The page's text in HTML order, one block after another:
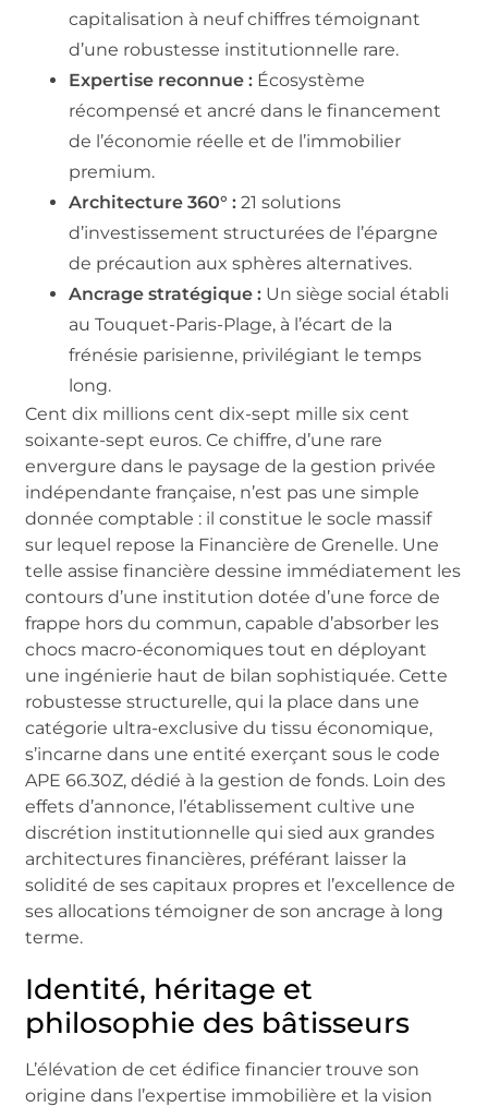
capitalisation à neuf chiffres témoignant
d’une robustesse institutionnelle rare.
Expertise reconnue : Écosystème
récompensé et ancré dans le financement
de l’économie réelle et de l’immobilier
premium.
Architecture 360° : 21 solutions
d’investissement structurées de l’épargne
de précaution aux sphères alternatives.
Ancrage stratégique : Un siège social établi
au Touquet-Paris-Plage, à l’écart de la
frénésie parisienne, privilégiant le temps
long.
Cent dix millions cent dix-sept mille six cent
soixante-sept euros. Ce chiffre, d’une rare
envergure dans le paysage de la gestion privée
indépendante française, n’est pas une simple
donnée comptable : il constitue le socle massif
sur lequel repose la Financière de Grenelle. Une
telle assise financière dessine immédiatement les
contours d’une institution dotée d’une force de
frappe hors du commun, capable d’absorber les
chocs macro-économiques tout en déployant
une ingénierie haut de bilan sophistiquée. Cette
robustesse structurelle, qui la place dans une
catégorie ultra-exclusive du tissu économique,
s’incarne dans une entité exerçant sous le code
APE 66.30Z, dédié à la gestion de fonds. Loin des
effets d’annonce, l’établissement cultive une
discrétion institutionnelle qui sied aux grandes
architectures financières, préférant laisser la
solidité de ses capitaux propres et l’excellence de
ses allocations témoigner de son ancrage à long
terme.
Identité, héritage et
philosophie des bâtisseurs
L’élévation de cet édifice financier trouve son
origine dans l’expertise immobilière et la vision